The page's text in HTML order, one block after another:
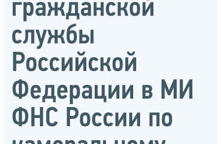
гражданской
службы
Российской
Федерации в МИ
ФНС России по